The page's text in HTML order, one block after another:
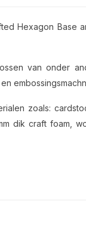
Hexagon Base
van onder
zoals:
dik craft foam,